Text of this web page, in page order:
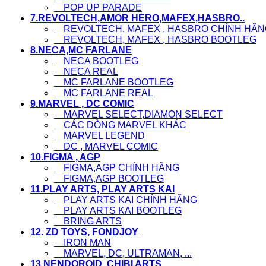
POP UP PARADE
7.REVOLTECH,AMOR HERO,MAFEX,HASBRO..
REVOLTECH, MAFEX , HASBRO CHÍNH
REVOLTECH, MAFEX , HASBRO BOOTLEG
8.NECA,MC FARLANE
NECA BOOTLEG
NECA REAL
MC FARLANE BOOTLEG
MC FARLANE REAL
9.MARVEL , DC COMIC
MARVEL SELECT,DIAMON SELECT
CÁC DÒNG MARVEL KHÁC
MARVEL LEGEND
DC , MARVEL COMIC
10.FIGMA , AGP
FIGMA,AGP CHÍNH HÃNG
FIGMA,AGP BOOTLEG
11.PLAY ARTS, PLAY ARTS KAI
PLAY ARTS KAI CHÍNH HÃNG
PLAY ARTS KAI BOOTLEG
BRING ARTS
12. ZD TOYS, FONDJOY
IRON MAN
MARVEL, DC, ULTRAMAN, ...